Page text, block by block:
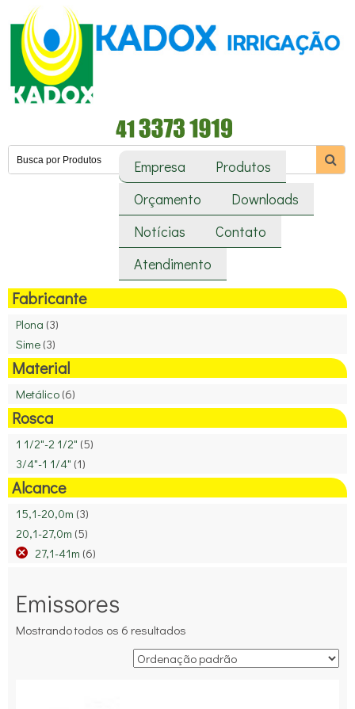
Empresa
Produtos
Orçamento
Downloads
Notícias
Contato
Atendimento
Fabricante
Plona (3)
Sime (3)
Material
Metálico (6)
Rosca
1 1/2"-2 1/2" (5)
3/4"-1 1/4" (1)
Alcance
15,1-20,0m (3)
20,1-27,0m (5)
27,1-41m (6)
Emissores
Mostrando todos os 6 resultados